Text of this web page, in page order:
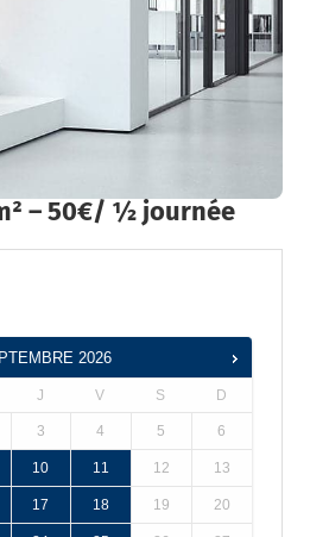
– 50€/ ½ journée
2026
J V S D
3 4 5 6
10 11 12 13
17 18 19 20